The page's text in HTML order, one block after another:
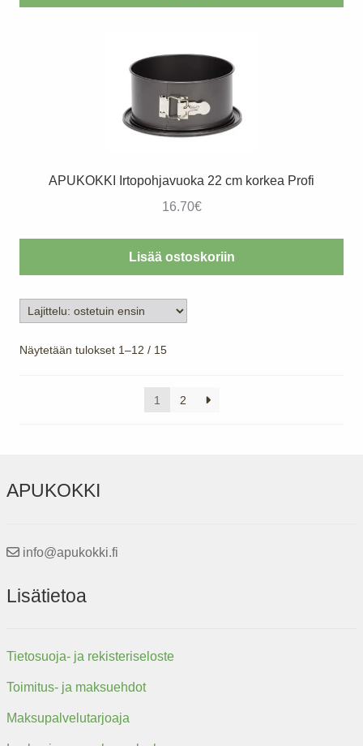
APUKOKKI Irtopohjavuoka 22 cm korkea Profi
16.70€
Lisää ostoskoriin
Näytetään tulokset 1–12 / 15Suosituimmat
1 2
APUKOKKI
info@apukokki.fi
Lisätietoa
Tietosuoja- ja rekisteriseloste
Toimitus- ja maksuehdot
Maksupalvelutarjoaja